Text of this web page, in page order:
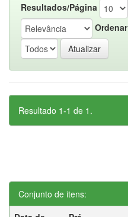
Resultados/Página
Ordenar
Resultado 1-1 de 1.
Conjunto de itens: